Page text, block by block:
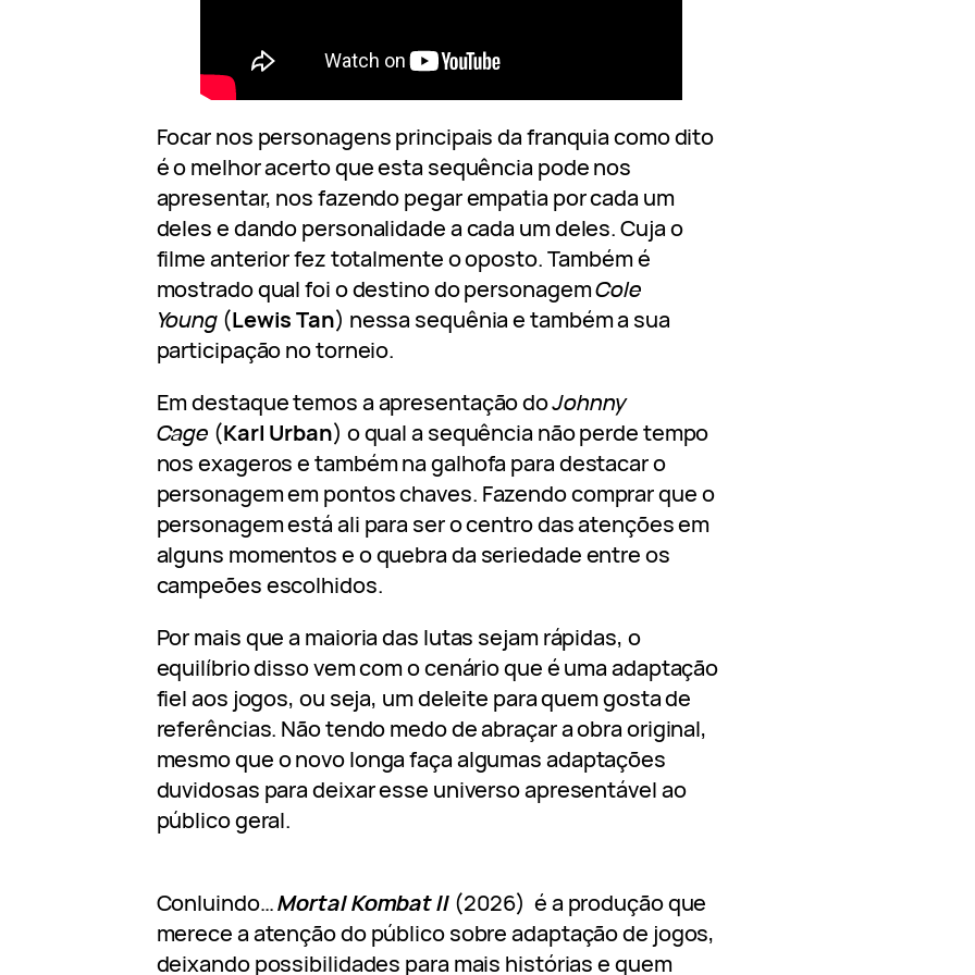
Focar nos personagens principais da franquia como dito
é o melhor acerto que esta sequência pode nos
apresentar, nos fazendo pegar empatia por cada um
deles e dando personalidade a cada um deles. Cuja o
filme anterior fez totalmente o oposto. Também é
mostrado qual foi o destino do personagemCole
Young (Lewis Tan) nessa sequênia e também a sua
participação no torneio.
Em destaque temos a apresentação doJohnny
Cage (Karl Urban) o qual a sequência não perde tempo
nos exageros e também na galhofa para destacar o
personagem em pontos chaves. Fazendo comprar que o
personagem está ali para ser o centro das atenções em
alguns momentos e o quebra da seriedade entre os
campeões escolhidos.
Por mais que a maioria das lutas sejam rápidas, o
equilíbrio disso vem com o cenário que é uma adaptação
fiel aos jogos, ou seja, um deleite para quem gosta de
referências. Não tendo medo de abraçar a obra original,
mesmo que o novo longa faça algumas adaptações
duvidosas para deixar esse universo apresentável ao
público geral.
Conluindo…Mortal Kombat II(2026) é a produção que
merece a atenção do público sobre adaptação de jogos,
deixando possibilidades para mais histórias e quem